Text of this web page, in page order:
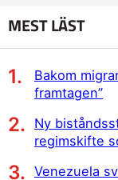
MEST LÄST
Bakom
framtagen”
Ny
regimskifte
Venezuela